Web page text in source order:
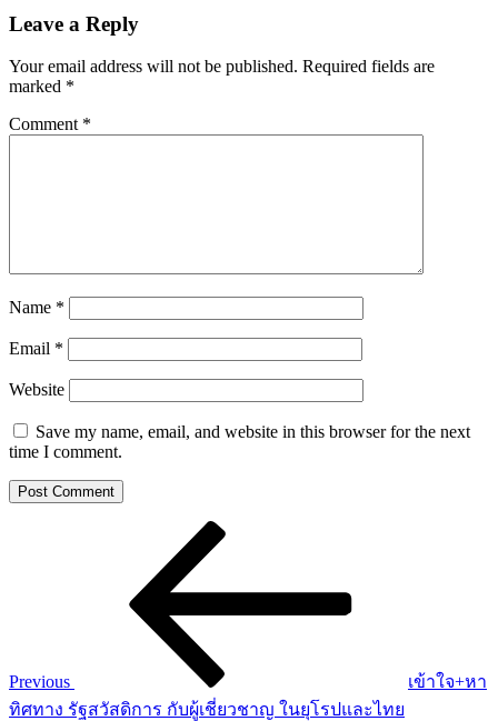
Leave a Reply
Your email address will not be published. Required fields are
marked *
Comment *
Name *
Email *
Website
Save my name, email, and website in this browser for the next
time I comment.
Previous
เข้าใจ+หา
ทิศทาง รัฐสวัสดิการ กับผู้เชี่ยวชาญ ในยุโรปและไทย